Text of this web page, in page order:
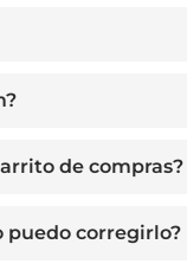
de compras?
puedo corregirlo?